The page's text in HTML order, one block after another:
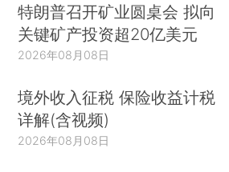
特朗普召开矿业圆桌会 拟向
关键矿产投资超20亿美元
2026年08月08日
境外收入征税 保险收益计税
详解(含视频)
2026年08月08日